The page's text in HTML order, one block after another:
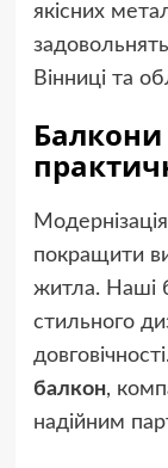
якісних
Вінниці та
Балкони
покращити
житла. Наші
стильного
балкон,
надійним